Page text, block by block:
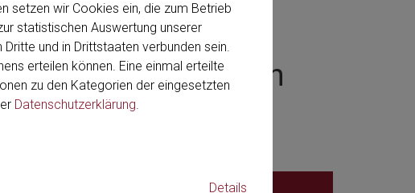
setzen wir Cookies ein, die zum Betrieb
statistischen Auswertung unserer
und in Drittstaaten verbunden sein.
erteilen können. Eine einmal erteilte
zu den Kategorien der eingesetzten
Datenschutzerklärung.
Details
Wolf Instrumenten